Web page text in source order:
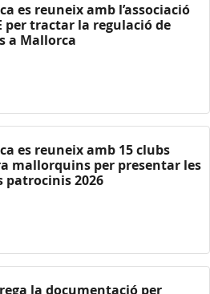
es reuneix amb l’associació
per tractar la regulació de
a Mallorca
es reuneix amb 15 clubs
mallorquins per presentar les
patrocinis 2026
la documentació per